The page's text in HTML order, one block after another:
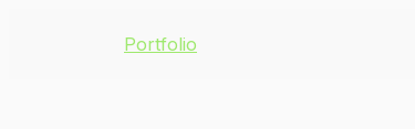
Portfolio